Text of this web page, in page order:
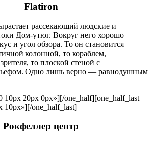
Flatiron
рассекающий людские и
Дом-утюг. Вокруг него хорошо
и угол обзора. То он становится
колонной, то кораблем,
то плоской стеной с
Одно лишь верно — равнодушным
10px 20px 0px»][/one_half][one_half_last
10px»][/one_half_last]
Рокфеллер центр